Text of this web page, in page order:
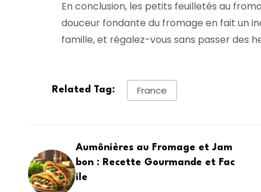
En conclusion, les petits feuilletés au
douceur fondante du fromage en fait un
famille, et régalez-vous sans passer des
Related Tag: France
Aumônières au Fromage et Jam
bon : Recette Gourmande et Fac
ile